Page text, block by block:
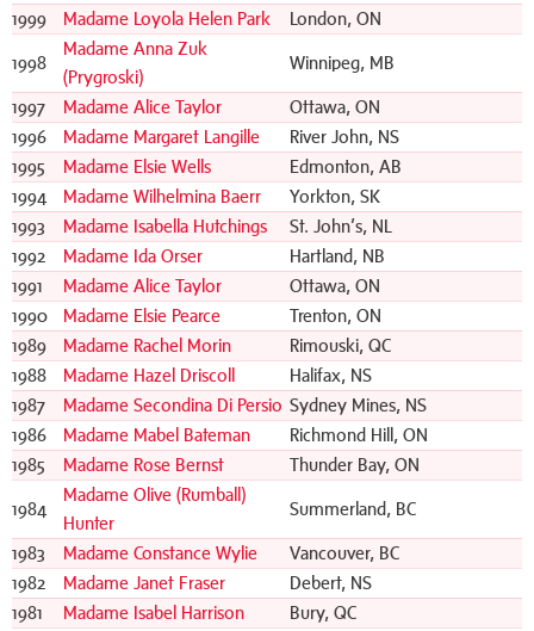
1999
Madame Loyola Helen Park London, ON
1998
Madame Anna Zuk
(Prygroski)
Winnipeg, MB
1997 Madame Alice Taylor
Ottawa, ON
1996
Madame Margaret Langille
River John, NS
1995
Madame Elsie Wells
Edmonton, AB
1994
Madame Wilhelmina Baerr
Yorkton, SK
1993
Madame Isabella Hutchings
St. John’s, NL
1992
Madame Ida Orser
Hartland, NB
1991
Madame Alice Taylor
Ottawa, ON
1990
Madame Elsie Pearce
Trenton, ON
1989
Madame Rachel Morin
Rimouski, QC
1988
Madame Hazel Driscoll
Halifax, NS
1987
Madame Secondina Di Persio Sydney Mines, NS
1986
Madame Mabel Bateman
Richmond Hill, ON
1985
Madame Rose Bernst Thunder Bay, ON
1984
Madame Olive (Rumball)
Hunter
Summerland, BC
1983 Madame Constance Wylie
Vancouver, BC
1982
Madame Janet Fraser
Debert, NS
1981
Madame Isabel Harrison
Bury, QC